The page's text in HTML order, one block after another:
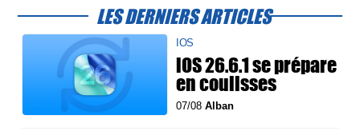
LES DERNIERS ARTICLES
IOS
iOS 26.6.1 se prépare
en coulisses
07/08Alban